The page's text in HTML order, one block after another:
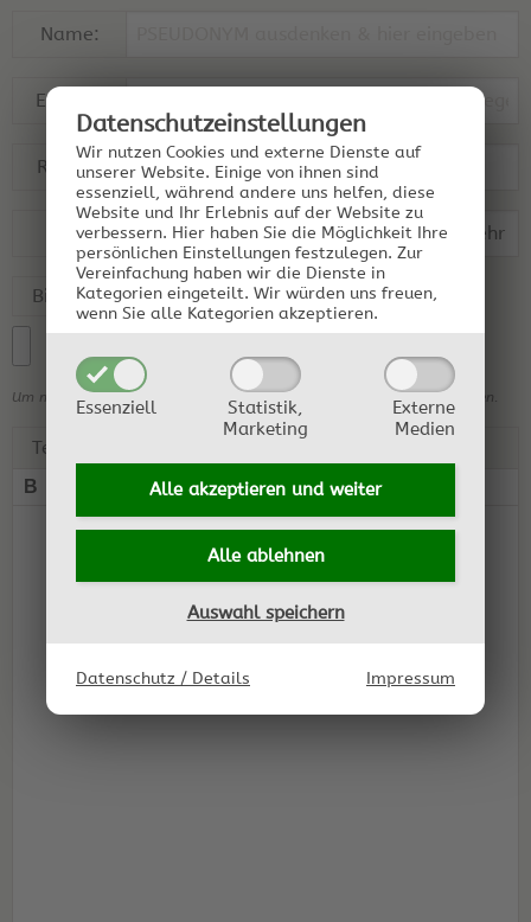
Datenschutz­einstellungen
Wir nutzen Cookies und externe Dienste auf
unserer Website. Einige von ihnen sind
essenziell, während andere uns helfen, diese
Website und Ihr Erlebnis auf der Website zu
verbessern. Hier haben Sie die Möglichkeit Ihre
persönlichen Einstellungen festzulegen. Zur
Vereinfachung haben wir die Dienste in
Kategorien eingeteilt. Wir würden uns freuen,
wenn Sie alle Kategorien akzeptieren.
Essenziell
Statistik,
Marketing
Externe
Medien
Alle akzeptieren und weiter
Alle ablehnen
Auswahl speichern
Datenschutz / Details Impressum
Name:
E-Mail:
Region:
Title:
Bilddateien (optional):
Um mehrere Bilder hochzuladen, bitte einfach mehrere Bilder auswählen.
Text:
B